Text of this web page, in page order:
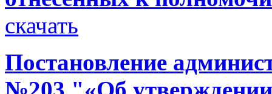
скачать
Постановление